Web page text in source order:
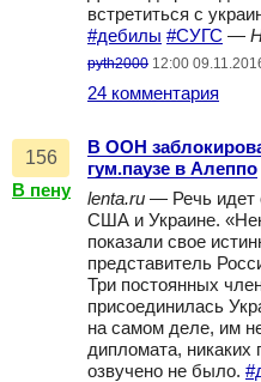
встретиться с
#дебилы #СУГС —
pyth2000 12:00
24 комментария
156
В пену
В ООН
гум.паузе в Алеппо
lenta.ru — Речь идет
США и Украине.
показали свое
представитель
Три постоянных
присоединилась
на самом деле, им
дипломата, никаких
озвучено не было.